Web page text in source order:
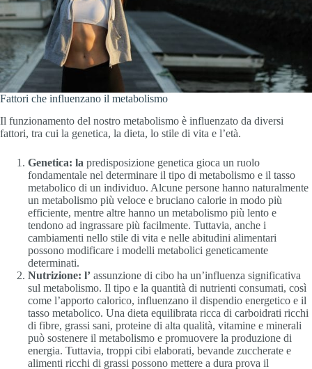
Fattori che influenzano il metabolismo
Il funzionamento del nostro metabolismo è influenzato da diversi
fattori, tra cui la genetica, la dieta, lo stile di vita e l’età.
Genetica: la predisposizione genetica gioca un ruolo
fondamentale nel determinare il tipo di metabolismo e il tasso
metabolico di un individuo. Alcune persone hanno naturalmente
un metabolismo più veloce e bruciano calorie in modo più
efficiente, mentre altre hanno un metabolismo più lento e
tendono ad ingrassare più facilmente. Tuttavia, anche i
cambiamenti nello stile di vita e nelle abitudini alimentari
possono modificare i modelli metabolici geneticamente
determinati.
Nutrizione: l’ assunzione di cibo ha un’influenza significativa
sul metabolismo. Il tipo e la quantità di nutrienti consumati, così
come l’apporto calorico, influenzano il dispendio energetico e il
tasso metabolico. Una dieta equilibrata ricca di carboidrati ricchi
di fibre, grassi sani, proteine di alta qualità, vitamine e minerali
può sostenere il metabolismo e promuovere la produzione di
energia. Tuttavia, troppi cibi elaborati, bevande zuccherate e
alimenti ricchi di grassi possono mettere a dura prova il